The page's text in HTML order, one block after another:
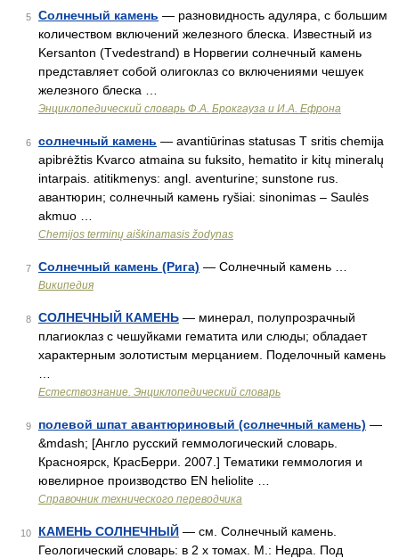
5 Солнечный камень — разновидность адуляра, с большим
количеством включений железного блеска. Известный из
Kersanton (Tvedestrand) в Норвегии солнечный камень
представляет собой олигоклаз со включениями чешуек
железного блеска …
Энциклопедический словарь Ф.А. Брокгауза и И.А. Ефрона
6 солнечный камень — avantiūrinas statusas T sritis chemija
apibrėžtis Kvarco atmaina su fuksito, hematito ir kitų mineralų
intarpais. atitikmenys: angl. aventurine; sunstone rus.
авантюрин; солнечный камень ryšiai: sinonimas – Saulės
akmuo …
Chemijos terminų aiškinamasis žodynas
7 Солнечный камень (Рига) — Солнечный камень …
Википедия
8 СОЛНЕЧНЫЙ КАМЕНЬ — минерал, полупрозрачный
плагиоклаз с чешуйками гематита или слюды; обладает
характерным золотистым мерцанием. Поделочный камень
Естествознание. Энциклопедический словарь
9 полевой шпат авантюриновый (солнечный камень) —
&mdash; [Англо русский геммологический словарь.
Красноярск, КрасБерри. 2007.] Тематики геммология и
ювелирное производство EN heliolite …
Справочник технического переводчика
10 КАМЕНЬ СОЛНЕЧНЫЙ — см. Солнечный камень.
Геологический словарь: в 2 х томах. М.: Недра. Под